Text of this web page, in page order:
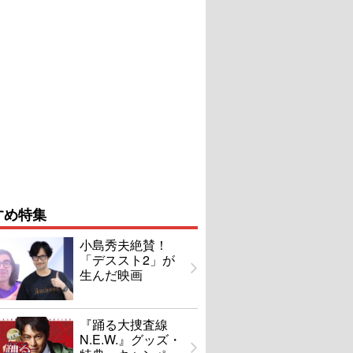
特集
小島秀夫絶賛！
「デススト2」が
生んだ映画
『踊る大捜査線
N.E.W.』グッズ・